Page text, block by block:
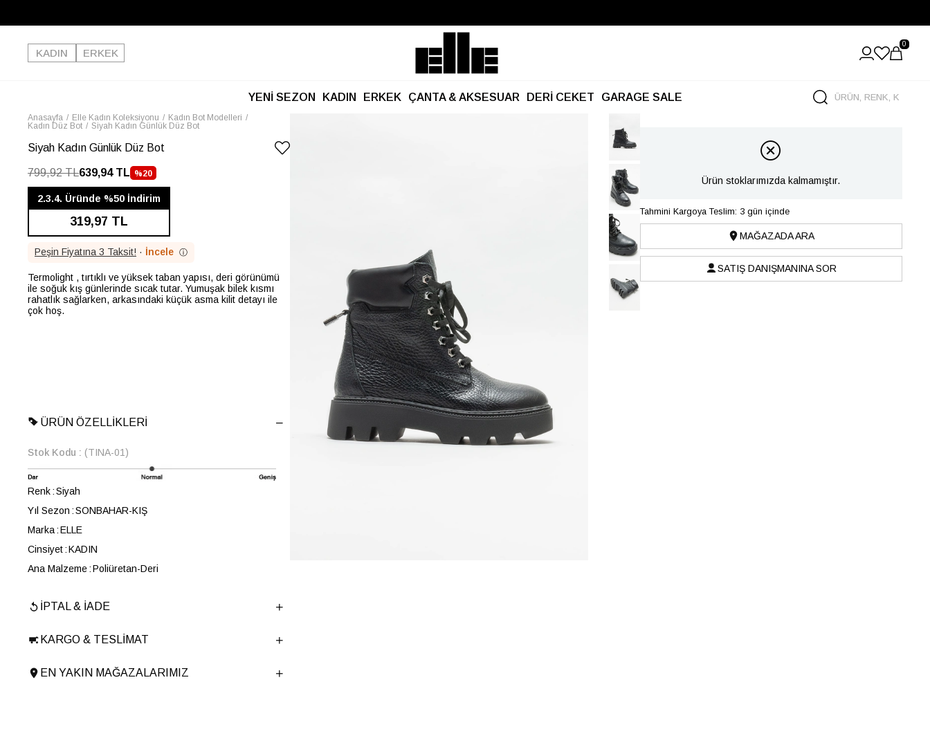
Kargo Ücretsiz!
KADIN
ERKEK
0
YENİ SEZON KADIN ERKEK ÇANTA & AKSESUAR DERİ CEKET GARAGE SALE
Anasayfa Elle Kadın Koleksiyonu
Kadın Bot Modelleri
Kadın Düz Bot
Siyah Kadın Günlük Düz Bot
Siyah Kadın Günlük Düz Bot
799,92 TL639,94 TL %20
İNDIRIM
2.3.4. Üründe %50 İndirim
319,97 TL
Peşin Fiyatına 3 Taksit! · İncele ⓘ
Termolight , tırtıklı ve yüksek taban yapısı, deri görünümü
ile soğuk kış günlerinde sıcak tutar. Yumuşak bilek kısmı
rahatlık sağlarken, arkasındaki küçük asma kilit detayı ile
çok hoş.
ÜRÜN ÖZELLIKLERI
Stok Kodu (TINA-01)
Renk Siyah
Yıl Sezon SONBAHAR-KIŞ
Marka ELLE
Cinsiyet KADIN
Ana Malzeme Poliüretan-Deri
Topuk Boyu
4.3 cm
Ürün Cinsi
Günlük Düz
Tema
İPTAL & İADE
KARGO & TESLIMAT
EN YAKIN MAĞAZALARIMIZ
Ürün stoklarımızda kalmamıştır.
Tahmini Kargoya Teslim: 3 gün içinde
MAĞAZADA ARA
SATIŞ DANIŞMANINA SOR